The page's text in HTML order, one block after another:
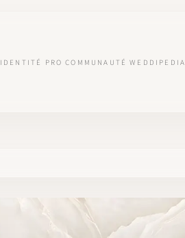
IDENTITÉ PRO COMMUNAUTÉ WEDDIPEDIA